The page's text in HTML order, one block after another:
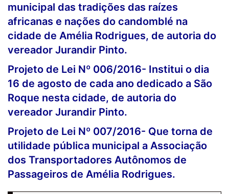
municipal das tradições das raízes
africanas e nações do candomblé na
cidade de Amélia Rodrigues, de autoria do
vereador Jurandir Pinto.
Projeto de Lei Nº 006/2016- Institui o dia
16 de agosto de cada ano dedicado a São
Roque nesta cidade, de autoria do
vereador Jurandir Pinto.
Projeto de Lei Nº 007/2016- Que torna de
utilidade pública municipal a Associação
dos Transportadores Autônomos de
Passageiros de Amélia Rodrigues.